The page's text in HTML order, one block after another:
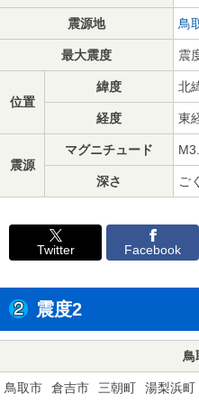
震源地 鳥
最大震度 震
位置
緯度 北
経度 東
震源
マグニチュード
深さ ご
Twitter Facebook
震度2
鳥
鳥取市 倉吉市 三朝町 湯梨浜町